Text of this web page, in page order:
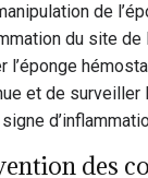
de
du site
l’éponge
et de
des